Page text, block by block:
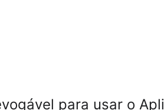
para usar o